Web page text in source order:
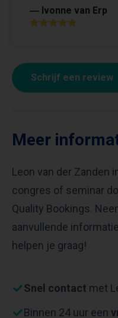
― Ivonne van Erp
Schrijf een review
Meer
Leon van der Zanden
congres of seminar
Quality Bookings.
aanvullende
helpen je graag!
Snel contact met
Binnen 24 uur een